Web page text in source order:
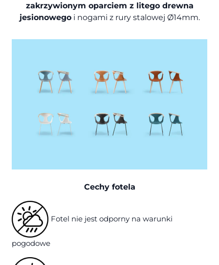
zakrzywionym oparciem z litego drewna
jesionowegoi nogami z rury stalowej Ø14mm.
Cechy fotela
Fotel nie jest odporny na warunki
pogodowe